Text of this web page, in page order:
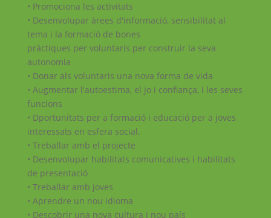
• Promociona les activitats
• Desenvolupar àrees d'informació, sensibilitat al
tema i la formació de bones
pràctiques per voluntaris per construir la seva
autonomia
• Donar als voluntaris una nova forma de vida
• Augmentar l'autoestima, el jo i confiança, i les seves
funcions
• Dportunitats per a formació i educació per a joves
interessats en esfera social.
• Treballar amb el projecte
• Desenvolupar habilitats comunicatives i habilitats
de presentació
• Treballar amb joves
• Aprendre un nou idioma
• Descobrir una nova cultura i nou país